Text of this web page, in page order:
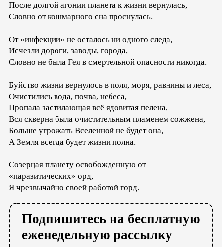
После долгой агонии планета к жизни вернулась,
Словно от кошмарного сна проснулась.
От «инфекции» не осталось ни одного следа,
Исчезли дороги, заводы, города,
Словно не была Гея в смертельной опасности никогда.
Буйство жизни вернулось в поля, моря, равнины и леса,
Очистились вода, почва, небеса,
Пропала застилающая всё ядовитая пелена,
Вся скверна была очистительным пламенем сожжена,
Больше угрожать Вселенной не будет она,
А Земля всегда будет жизни полна.
Созерцая планету освобожденную от
«паразитических» орд,
Я чрезвычайно своей работой горд.
Подпишитесь на бесплатную
еженедельную рассылку